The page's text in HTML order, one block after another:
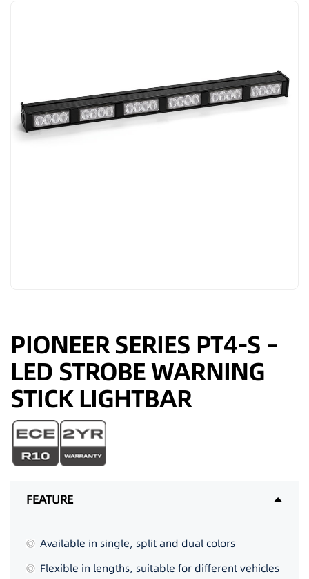
PIONEER SERIES PT4-S –
LED STROBE WARNING
STICK LIGHTBAR
FEATURE
Available in single, split and dual colors
Flexible in lengths, suitable for different vehicles